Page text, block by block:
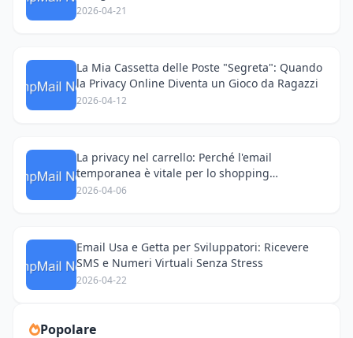
2026-04-21
La Mia Cassetta delle Poste "Segreta": Quando
la Privacy Online Diventa un Gioco da Ragazzi
2026-04-12
La privacy nel carrello: Perché l'email
temporanea è vitale per lo shopping
transfrontaliero
2026-04-06
Email Usa e Getta per Sviluppatori: Ricevere
SMS e Numeri Virtuali Senza Stress
2026-04-22
Popolare